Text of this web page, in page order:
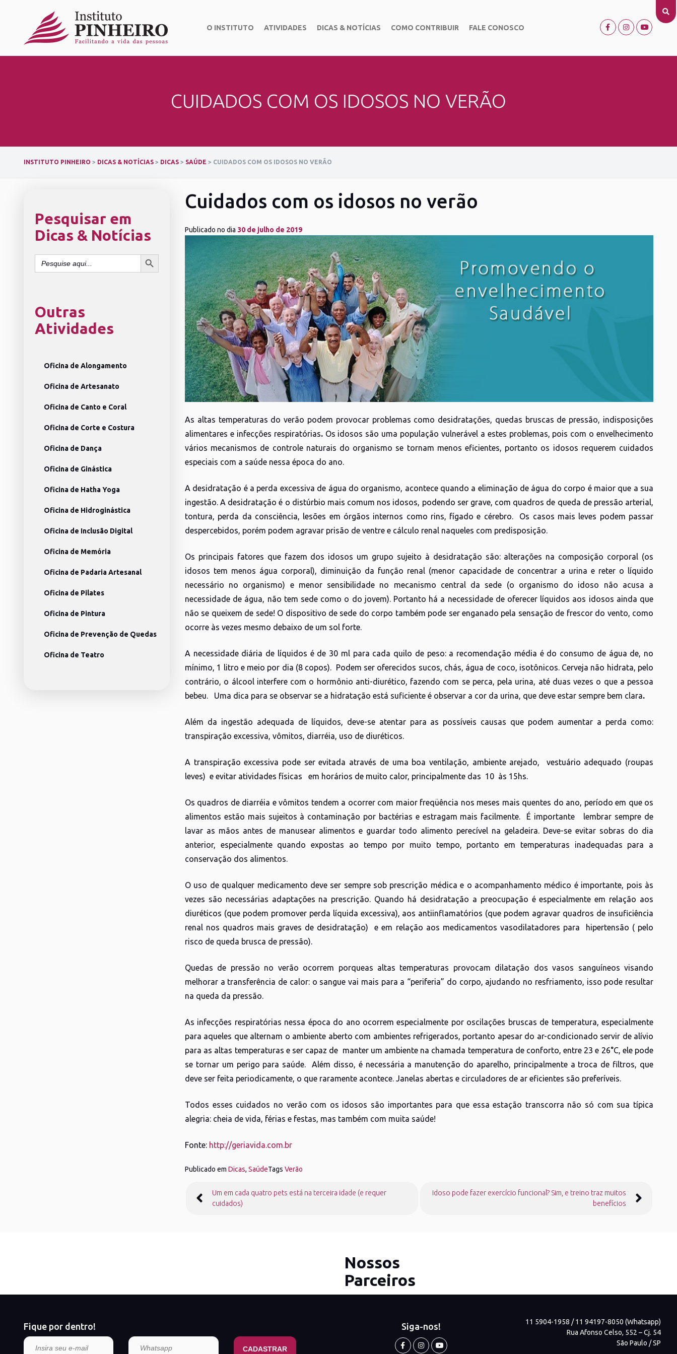
O INSTITUTO ATIVIDADES DICAS & NOTÍCIAS COMO CONTRIBUIR FALE CONOSCO
CUIDADOS COM OS IDOSOS NO VERÃO
INSTITUTO PINHEIRO > DICAS & NOTÍCIAS > DICAS > SAÚDE > CUIDADOS COM OS IDOSOS NO VERÃO
Pesquisar em
Dicas & Notícias
Search
for:
SEARCH BUTTON
Outras
Atividades
Oficina de Alongamento
Oficina de Artesanato
Oficina de Canto e Coral
Oficina de Corte e Costura
Oficina de Dança
Oficina de Ginástica
Oficina de Hatha Yoga
Oficina de Hidroginástica
Oficina de Inclusão Digital
Oficina de Memória
Oficina de Padaria Artesanal
Oficina de Pilates
Oficina de Pintura
Oficina de Prevenção de Quedas
Oficina de Teatro
Cuidados com os idosos no verão
Publicado no dia 30 de julho de 2019
As altas temperaturas do verão podem provocar problemas como desidratações, quedas bruscas de pressão, indisposições
alimentares e infecções respiratórias.Os idosos são uma população vulnerável a estes problemas, pois com o envelhecimento
vários mecanismos de controle naturais do organismo se tornam menos eficientes, portanto os idosos requerem cuidados
especiais com a saúde nessa época do ano.
A desidratação é a perda excessiva de água do organismo, acontece quando a eliminação de água do corpo é maior que a sua
ingestão. A desidratação é o distúrbio mais comum nos idosos, podendo ser grave, com quadros de queda de pressão arterial,
tontura, perda da consciência, lesões em órgãos internos como rins, fígado e cérebro. Os casos mais leves podem passar
despercebidos, porém podem agravar prisão de ventre e cálculo renal naqueles com predisposição.
Os principais fatores que fazem dos idosos um grupo sujeito à desidratação são: alterações na composição corporal (os
idosos tem menos água corporal), diminuição da função renal (menor capacidade de concentrar a urina e reter o líquido
necessário no organismo) e menor sensibilidade no mecanismo central da sede (o organismo do idoso não acusa a
necessidade de água, não tem sede como o do jovem). Portanto há a necessidade de oferecer líquidos aos idosos ainda que
não se queixem de sede! O dispositivo de sede do corpo também pode ser enganado pela sensação de frescor do vento, como
ocorre às vezes mesmo debaixo de um sol forte.
A necessidade diária de líquidos é de 30 ml para cada quilo de peso: a recomendação média é do consumo de água de, no
mínimo, 1 litro e meio por dia (8 copos). Podem ser oferecidos sucos, chás, água de coco, isotônicos. Cerveja não hidrata, pelo
contrário, o álcool interfere com o hormônio anti-diurético, fazendo com se perca, pela urina, até duas vezes o que a pessoa
bebeu. Uma dica para se observar se a hidratação está suficiente é observar a cor da urina, que deve estar sempre bem clara.
Além da ingestão adequada de líquidos, deve-se atentar para as possíveis causas que podem aumentar a perda como:
transpiração excessiva, vômitos, diarréia, uso de diuréticos.
A transpiração excessiva pode ser evitada através de uma boa ventilação, ambiente arejado, vestuário adequado (roupas
leves) e evitar atividades físicas em horários de muito calor, principalmente das 10 às 15hs.
Os quadros de diarréia e vômitos tendem a ocorrer com maior freqüência nos meses mais quentes do ano, período em que os
alimentos estão mais sujeitos à contaminação por bactérias e estragam mais facilmente. É importante lembrar sempre de
lavar as mãos antes de manusear alimentos e guardar todo alimento perecível na geladeira. Deve-se evitar sobras do dia
anterior, especialmente quando expostas ao tempo por muito tempo, portanto em temperaturas inadequadas para a
conservação dos alimentos.
O uso de qualquer medicamento deve ser sempre sob prescrição médica e o acompanhamento médico é importante, pois às
vezes são necessárias adaptações na prescrição. Quando há desidratação a preocupação é especialmente em relação aos
diuréticos (que podem promover perda líquida excessiva), aos antiinflamatórios (que podem agravar quadros de insuficiência
renal nos quadros mais graves de desidratação) e em relação aos medicamentos vasodilatadores para hipertensão ( pelo
risco de queda brusca de pressão).
Quedas de pressão no verão ocorrem porqueas altas temperaturas provocam dilatação dos vasos sanguíneos visando
melhorar a transferência de calor: o sangue vai mais para a “periferia” do corpo, ajudando no resfriamento, isso pode resultar
na queda da pressão.
As infecções respiratórias nessa época do ano ocorrem especialmente por oscilações bruscas de temperatura, especialmente
para aqueles que alternam o ambiente aberto com ambientes refrigerados, portanto apesar do ar-condicionado servir de alívio
para as altas temperaturas e ser capaz de manter um ambiente na chamada temperatura de conforto, entre 23 e 26°C, ele pode
se tornar um perigo para saúde. Além disso, é necessária a manutenção do aparelho, principalmente a troca de filtros, que
deve ser feita periodicamente, o que raramente acontece. Janelas abertas e circuladores de ar eficientes são preferíveis.
Todos esses cuidados no verão com os idosos são importantes para que essa estação transcorra não só com sua típica
alegria: cheia de vida, férias e festas, mas também com muita saúde!
Fonte: http://geriavida.com.br
Publicado em Dicas, SaúdeTags Verão
de
Um em cada quatro pets está na terceira idade (e requer
cuidados)
Idoso pode fazer exercício funcional? Sim, e treino traz muitos
benefícios
Nossos
Parceiros
Fique por dentro! Siga-nos!
11 5904-1958 / 11 94197-8050 (Whatsapp)
Rua Afonso Celso, 552 – Cj. 54
São Paulo / SP